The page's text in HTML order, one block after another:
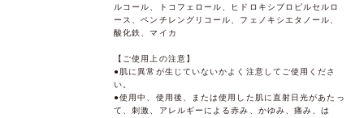
ルコール、トコフェロール、ヒドロキシプロピルセルロ
ース、ペンチレングリコール、フェノキシエタノール、
酸化鉄、マイカ
【ご使用上の注意】
●肌に異常が生じていないかよく注意してご使用くださ
い。
●使用中、使用後、または使用した肌に直射日光があたっ
て、刺激、アレルギーによる赤み、かゆみ、痛み、は